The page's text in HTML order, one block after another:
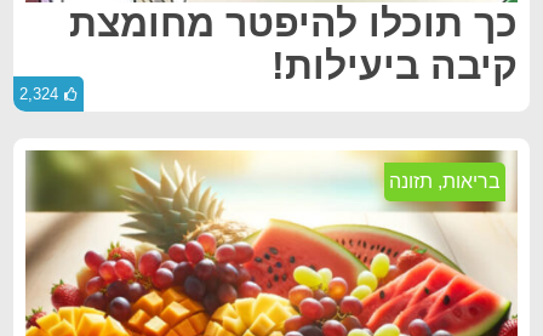
כך תוכלו להיפטר מחומצת
קיבה ביעילות!
2,324
בריאות, תזונה